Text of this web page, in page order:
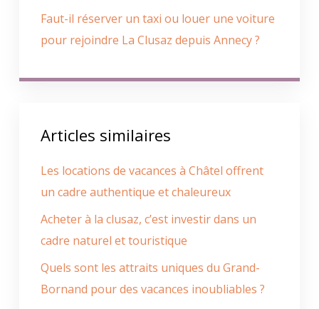
Faut-il réserver un taxi ou louer une voiture
pour rejoindre La Clusaz depuis Annecy ?
Articles similaires
Les locations de vacances à Châtel offrent
un cadre authentique et chaleureux
Acheter à la clusaz, c’est investir dans un
cadre naturel et touristique
Quels sont les attraits uniques du Grand-
Bornand pour des vacances inoubliables ?